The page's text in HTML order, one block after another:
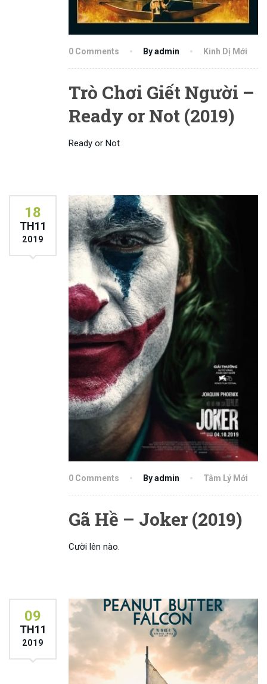
0 Comments By admin Kinh Dị Mới
Trò Chơi Giết Người –
Ready or Not (2019)
Ready or Not
18
TH11
2019
0 Comments By admin Tâm Lý Mới
Gã Hề – Joker (2019)
Cười lên nào.
09
TH11
2019